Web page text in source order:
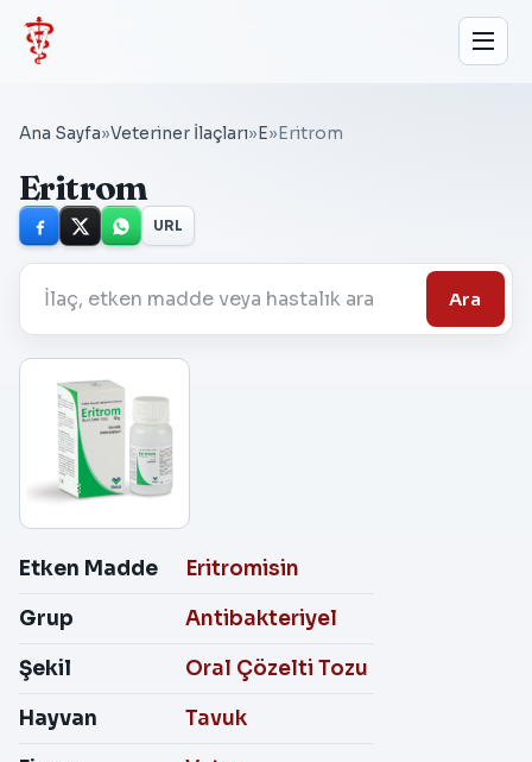
Ana Sayfa»Veteriner İlaçları» E» Eritrom
Eritrom
URL
Ara
Etken Madde
Eritromisin
Grup
Antibakteriyel
Şekil
Oral Çözelti Tozu
Hayvan
Tavuk